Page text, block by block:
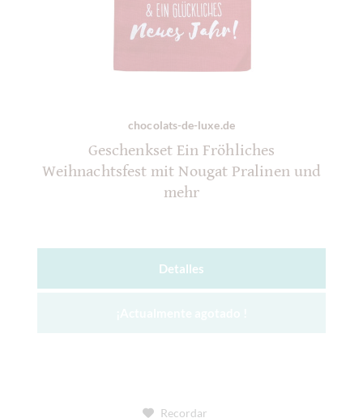
chocolats-de-luxe.de
Geschenkset Ein Fröhliches
Weihnachtsfest mit Nougat Pralinen und
mehr
Detalles
Recordar